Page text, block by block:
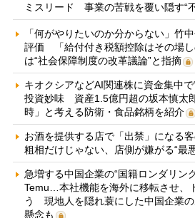
ミスリード 事業の苦戦を覆い隠す“
「何がやりたいのか分からない」竹
評価 「給付付き税額控除はその場
は“社会保障制度の改革議論”と指摘
キオクシアなどAI関連株に資金集中で
投資妙味 資産1.5億円超の坂本慎太
時」と考える防衛・食品銘柄を紹介
お酒を提供する店で「出禁」になる
粗相だけじゃない、店側が嫌がる“最
急増する中国企業の“国籍ロンダリン
Temu…本社機能を海外に移転させ、
う 現地人を隠れ蓑にした中国企業
懸念も